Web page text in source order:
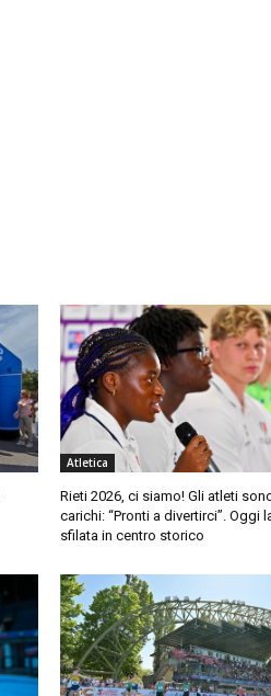
Atletica
Rieti 2026, ci siamo! Gli atleti
carichi: “Pronti a divertirci”. Oggi
sfilata in centro storico